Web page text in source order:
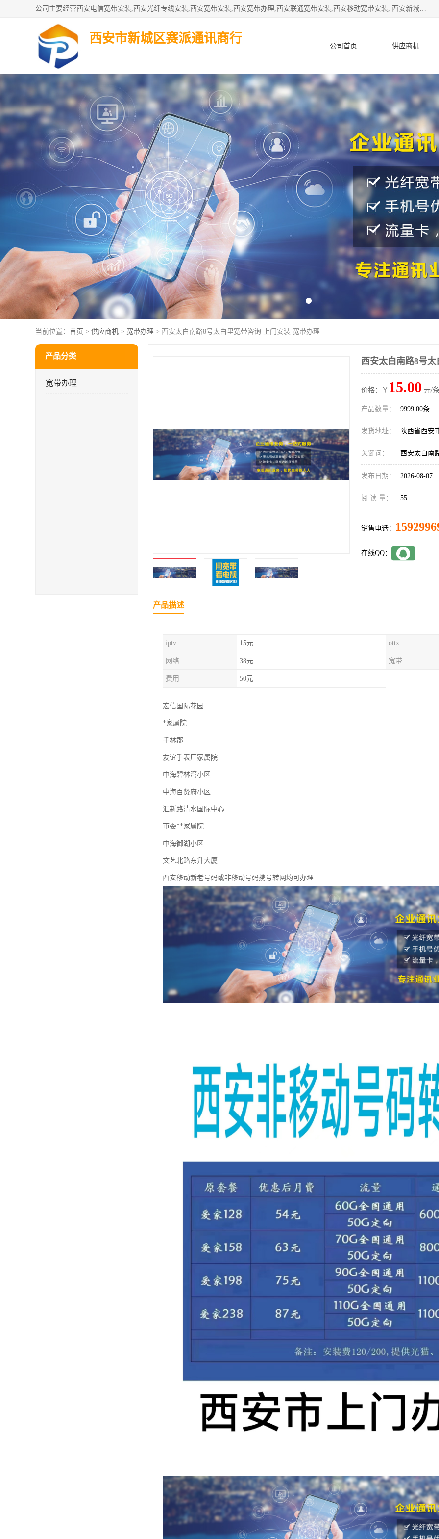
公司主要经营西安电信宽带安装,西安光纤专线安装,西安宽带安装,西安宽带办理,西安联通宽带安装,西安移动宽带安装, 西安新城赛派通讯商行从事西安地区的联通，移动，电信宽带安装，光纤专线安装，宽带办理等业务
西安市新城区赛派通讯商行
公司首页 供应商机
产品知识 客户案例
当前位置： 首页 > 供应商机 > 宽带办理 > 西安太白南路8号太白里宽带咨询 上门安装 宽带办理
产品分类
宽带办理
西安太白南路8号
价格：￥ 15.00 元/
产品数量： 9999.00条
发货地址： 陕西省西安
关键词： 西安太白南
发布日期： 2026-08-07
阅 读 量： 55
销售电话：
在线QQ：
产品描述
iptv 15元 ottx
网络 38元 宽带
费用 50元
宏信国际花园
*家属院
千林郡
友谊手表厂家属院
中海碧林湾小区
中海百贤府小区
汇新路清水国际中心
市委**家属院
中海御湖小区
文艺北路东升大厦
西安移动新老号码或非移动号码携号转网均可办理